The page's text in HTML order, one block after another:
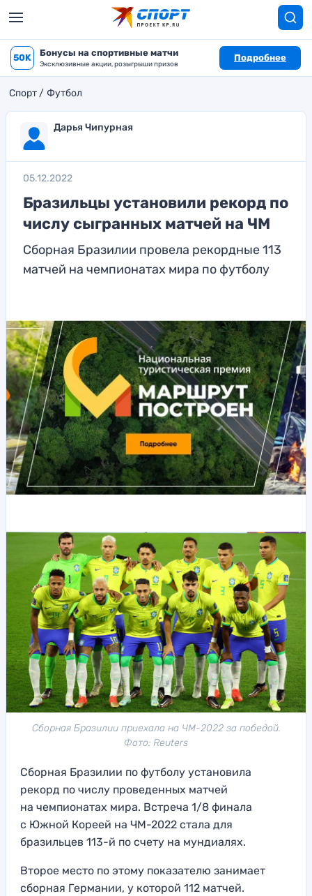
50K Бонусы на спортивные матчи
Эксклюзивные акции, розыгрыши призов
Подробнее
Спорт Футбол
Дарья Чипурная
05.12.2022
Бразильцы установили рекорд по
числу сыгранных матчей на ЧМ
Сборная Бразилии провела рекордные 113
матчей на чемпионатах мира по футболу
Сборная Бразилии приехала на ЧМ-2022 за победой.
Фото: Reuters
Сборная Бразилии по футболу установила
рекорд по числу проведенных матчей
на чемпионатах мира. Встреча 1/8 финала
с Южной Кореей на ЧМ-2022 стала для
бразильцев 113-й по счету на мундиалях.
Второе место по этому показателю занимает
сборная Германии, у которой 112 матчей.